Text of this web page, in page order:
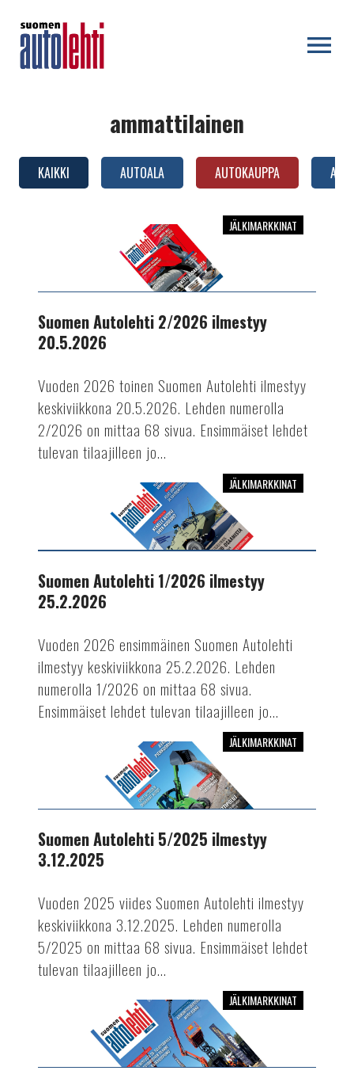
ammattilainen
KAIKKI AUTOALA AUTOKAUPPA
ilmestyy
JÄLKIMARKKINAT
Suomen Autolehti 2/2026 ilmestyy
20.5.2026
Vuoden 2026 toinen Suomen Autolehti ilmestyy
keskiviikkona 20.5.2026. Lehden numerolla
2/2026 on mittaa 68 sivua. Ensimmäiset lehdet
tulevan tilaajilleen jo...
ilmestyy
JÄLKIMARKKINAT
Suomen Autolehti 1/2026 ilmestyy
25.2.2026
Vuoden 2026 ensimmäinen Suomen Autolehti
ilmestyy keskiviikkona 25.2.2026. Lehden
numerolla 1/2026 on mittaa 68 sivua.
Ensimmäiset lehdet tulevan tilaajilleen jo...
ilmestyy
JÄLKIMARKKINAT
Suomen Autolehti 5/2025 ilmestyy
3.12.2025
Vuoden 2025 viides Suomen Autolehti ilmestyy
keskiviikkona 3.12.2025. Lehden numerolla
5/2025 on mittaa 68 sivua. Ensimmäiset lehdet
tulevan tilaajilleen jo...
ilmestyy
JÄLKIMARKKINAT